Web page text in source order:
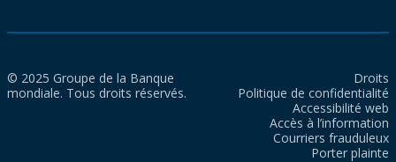
© 2025 Groupe de la Banque
mondiale. Tous droits réservés.
Droits
Politique de confidentialité
Accessibilité web
Accès à l’information
Courriers frauduleux
Porter plainte